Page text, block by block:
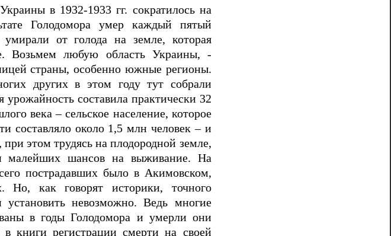
в 1932-1933 гг. сократилось на
Голодомора умер каждый пятый
от голода на земле, которая
Возьмем любую область Украины, -
страны, особенно южные регионы.
других в этом году тут собрали
составила практически 32
века – сельское население, которое
составляло около 1,5 млн человек – и
этом трудясь на плодородной земле,
малейших шансов на выживание. На
пострадавших было в Акимовском,
Но, как говорят историки, точного
установить невозможно. Ведь многие
в годы Голодомора и умерли они
книги регистрации смерти на своей